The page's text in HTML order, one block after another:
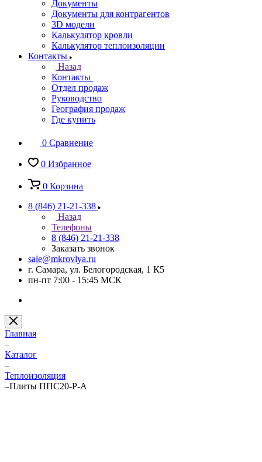
Документы
Документы для контрагентов
3D модели
Калькулятор кровли
Калькулятор теплоизоляции
Контакты
Назад
Контакты
Отдел продаж
Руководство
География продаж
Где купить
0 Сравнение
0 Избранное
0 Корзина
8 (846) 21-21-338
Назад
Телефоны
8 (846) 21-21-338
Заказать звонок
sale@mkrovlya.ru
г. Самара, ул. Белогородская, 1 К5
пн-пт 7:00 - 15:45 МСК
Главная
–
Каталог
–
Теплоизоляция
–Плиты ППС20-Р-А